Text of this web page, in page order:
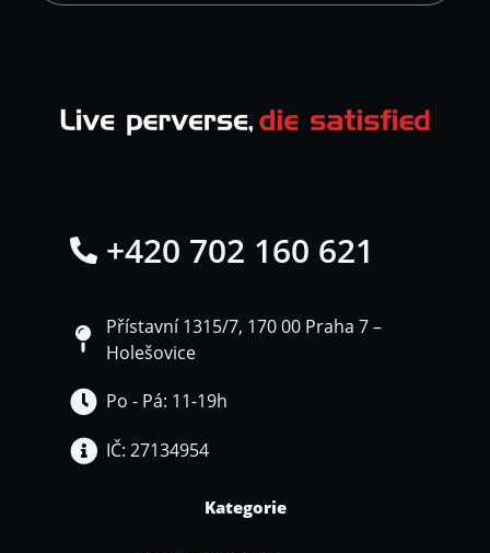
+420 702 160 621
Přístavní 1315/7, 170 00 Praha 7 –
Holešovice
Po - Pá: 11-19h
IČ: 27134954
Kategorie